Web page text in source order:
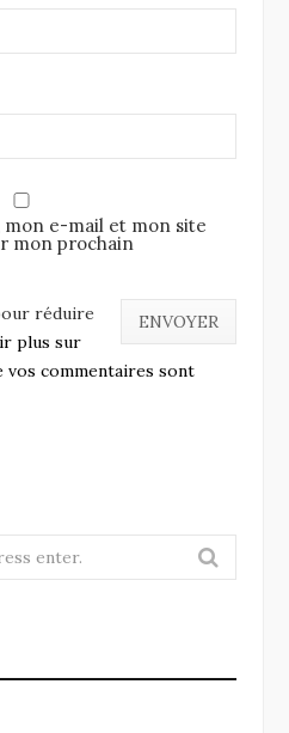
e-mail et mon site
mon prochain
réduire
plus sur
vos commentaires sont